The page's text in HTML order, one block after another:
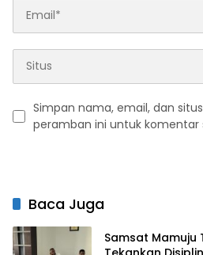
Simpan nama, email, dan
peramban ini untuk komentar
Baca Juga
Samsat Mamuju